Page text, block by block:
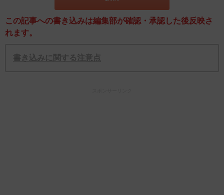
この記事への書き込みは編集部が確認・承認した後反映さ
れます。
書き込みに関する注意点